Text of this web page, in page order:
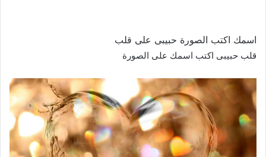
اسمك اكتب الصورة حبيبى على قلب
قلب حبيبى اكتب اسمك على الصورة